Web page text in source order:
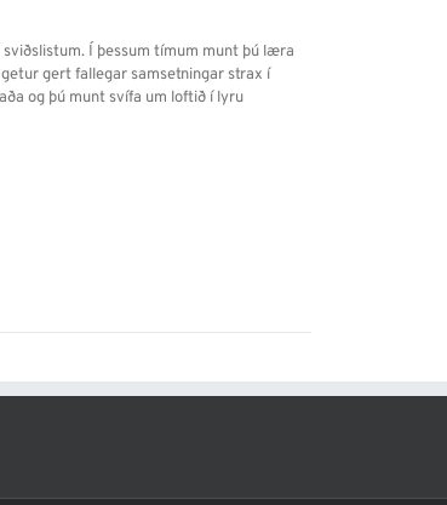
Í þessum tímum munt þú læra
gert fallegar samsetningar strax í
og þú munt svífa um loftið í lyru